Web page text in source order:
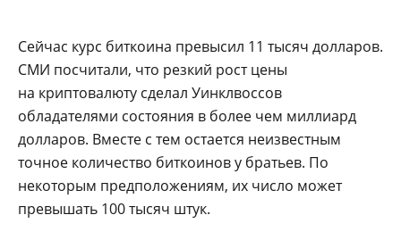
Сейчас курс биткоина превысил 11 тысяч долларов.
СМИ посчитали, что резкий рост цены
на криптовалюту сделал Уинклвоссов
обладателями состояния в более чем миллиард
долларов. Вместе с тем остается неизвестным
точное количество биткоинов у братьев. По
некоторым предположениям, их число может
превышать 100 тысяч штук.